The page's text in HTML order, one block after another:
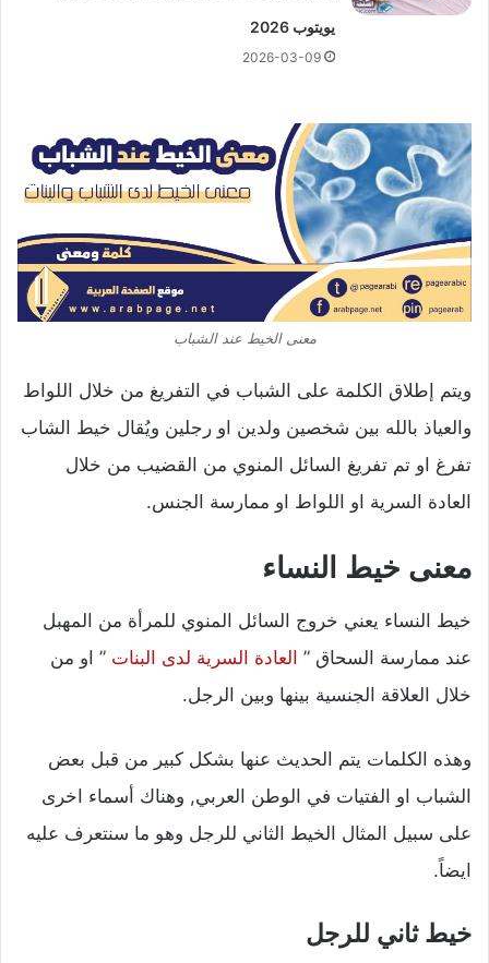
يويتوب 2026
2026-03-09
معنى الخيط عند الشباب
ويتم إطلاق الكلمة على الشباب في التفريغ من خلال اللواط
والعياذ بالله بين شخصين ولدين او رجلين ويُقال خيط الشاب
تفرغ او تم تفريغ السائل المنوي من القضيب من خلال
العادة السرية او اللواط او ممارسة الجنس.
معنى خيط النساء
خيط النساء يعني خروج السائل المنوي للمرأة من المهبل
عند ممارسة السحاق ” العادة السرية لدى البنات ” او من
خلال العلاقة الجنسية بينها وبين الرجل.
وهذه الكلمات يتم الحديث عنها بشكل كبير من قبل بعض
الشباب او الفتيات في الوطن العربي, وهناك أسماء اخرى
على سبيل المثال الخيط الثاني للرجل وهو ما سنتعرف عليه
ايضاً.
خيط ثاني للرجل